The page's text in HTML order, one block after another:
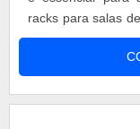
racks para salas
um formato único,
se encaixar
nos racks. Com